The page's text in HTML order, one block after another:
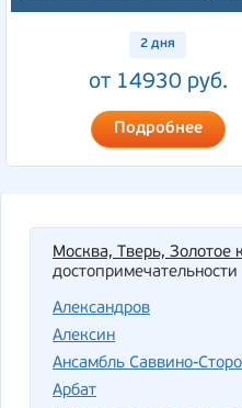
2 дня
от 14930 руб.
Подробнее
Москва, Тверь, Золотое
достопримечательности
Александров
Алексин
Ансамбль Саввино-
Арбат